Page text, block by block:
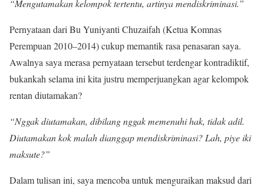
“Mengutamakan kelompok tertentu, artinya mendiskriminasi.”
Pernyataan dari Bu Yuniyanti Chuzaifah (Ketua Komnas
Perempuan 2010–2014) cukup memantik rasa penasaran saya.
Awalnya saya merasa pernyataan tersebut terdengar kontradiktif,
bukankah selama ini kita justru memperjuangkan agar kelompok
rentan diutamakan?
“Nggak diutamakan, dibilang nggak memenuhi hak, tidak adil.
Diutamakan kok malah dianggap mendiskriminasi? Lah, piye iki
maksute?”
Dalam tulisan ini, saya mencoba untuk menguraikan maksud dari